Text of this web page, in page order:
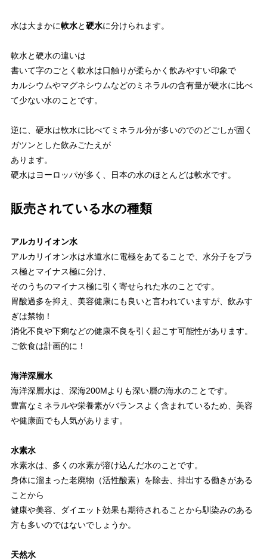
水は大まかに軟水と硬水に分けられます。
軟水と硬水の違いは
書いて字のごとく軟水は口触りが柔らかく飲みやすい印象で
カルシウムやマグネシウムなどのミネラルの含有量が硬水に比べ
て少ない水のことです。
逆に、硬水は軟水に比べてミネラル分が多いのでのどごしが固く
ガツンとした飲みごたえが
あります。
硬水はヨーロッパが多く、日本の水のほとんどは軟水です。
販売されている水の種類
アルカリイオン水
アルカリイオン水は水道水に電極をあてることで、水分子をプラ
ス極とマイナス極に分け、
そのうちのマイナス極に引く寄せられた水のことです。
胃酸過多を抑え、美容健康にも良いと言われていますが、飲みす
ぎは禁物！
消化不良や下痢などの健康不良を引く起こす可能性があります。
ご飲食は計画的に！
海洋深層水
海洋深層水は、深海200Mよりも深い層の海水のことです。
豊富なミネラルや栄養素がバランスよく含まれているため、美容
や健康面でも人気があります。
水素水
水素水は、多くの水素が溶け込んだ水のことです。
身体に溜まった老廃物（活性酸素）を除去、排出する働きがある
ことから
健康や美容、ダイエット効果も期待されることから馴染みのある
方も多いのではないでしょうか。
天然水